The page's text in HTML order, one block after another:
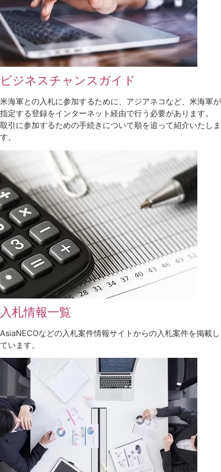
ビジネスチャンスガイド
米海軍との入札に参加するために、アジアネコなど、米海軍が
指定する登録をインターネット経由で行う必要があります。
取引に参加するための手続きについて順を追って紹介いたしま
す。
入札情報一覧
AsiaNECOなどの入札案件情報サイトからの入札案件を掲載し
ています。